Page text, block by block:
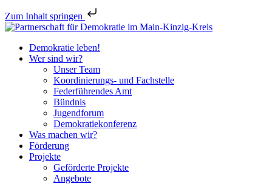
Zum Inhalt springen
Demokratie leben!
Wer sind wir?
Unser Team
Koordinierungs- und Fachstelle
Federführendes Amt
Bündnis
Jugendforum
Demokratiekonferenz
Was machen wir?
Förderung
Projekte
Geförderte Projekte
Angebote